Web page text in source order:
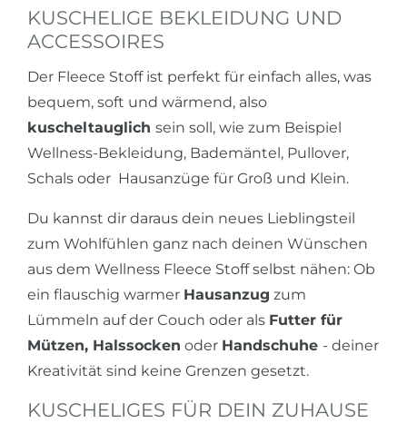
KUSCHELIGE BEKLEIDUNG UND
ACCESSOIRES
Der Fleece Stoff ist perfekt für einfach alles, was
bequem, soft und wärmend, also
kuscheltauglich sein soll, wie zum Beispiel
Wellness-Bekleidung, Bademäntel, Pullover,
Schals oder Hausanzüge für Groß und Klein.
Du kannst dir daraus dein neues Lieblingsteil
zum Wohlfühlen ganz nach deinen Wünschen
aus dem Wellness Fleece Stoff selbst nähen: Ob
ein flauschig warmer Hausanzug zum
Lümmeln auf der Couch oder als Futter für
Mützen, Halssocken oder Handschuhe - deiner
Kreativität sind keine Grenzen gesetzt.
KUSCHELIGES FÜR DEIN ZUHAUSE